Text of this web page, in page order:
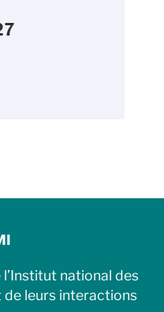
national des
leurs interactions